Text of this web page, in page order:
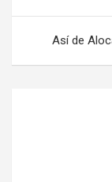
entradas
Así de